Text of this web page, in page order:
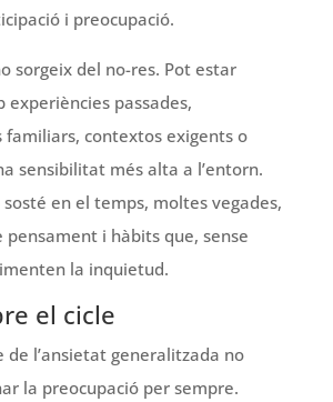
i preocupació.
sorgeix del no-res. Pot estar
experiències passades,
contextos exigents o
sensibilitat més alta a l’entorn.
en el temps, moltes vegades,
pensament i hàbits que, sense
la inquietud.
el cicle
de l’ansietat generalitzada no
la preocupació per sempre.